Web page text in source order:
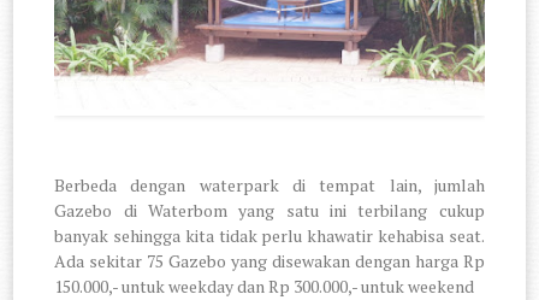
Berbeda dengan waterpark di tempat lain, jumlah
Gazebo di Waterbom yang satu ini terbilang cukup
banyak sehingga kita tidak perlu khawatir kehabisa seat.
Ada sekitar 75 Gazebo yang disewakan dengan harga Rp
150.000,- untuk weekday dan Rp 300.000,- untuk weekend